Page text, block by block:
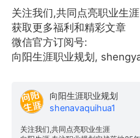
关注我们,共同点亮职业生涯
获取更多福利和精彩文章
微信官方订阅号:
向阳生涯职业规划,
向阳生涯职业规划
shenavaquihua1
关注我们,共同点亮职业生涯